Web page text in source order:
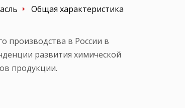
Общая характеристика
производства в России в
развития химической
продукции.